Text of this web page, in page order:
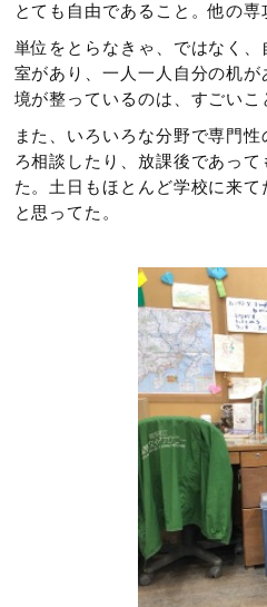
とても自由であること。他の
単位をとらなきゃ、ではなく
室があり、一人一人自分の机
境が整っているのは、すごいこ
また、いろいろな分野で専門
ろ相談したり、放課後であって
た。土日もほとんど学校に来
と思ってた。